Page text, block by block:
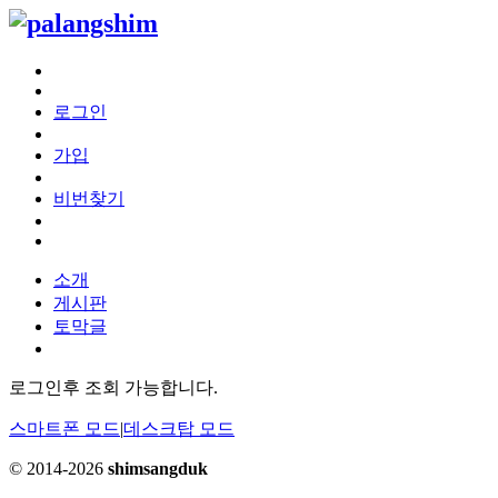
로그인
가입
비번찾기
소개
게시판
토막글
로그인후 조회 가능합니다.
스마트폰 모드|데스크탑 모드
© 2014-2026 shimsangduk